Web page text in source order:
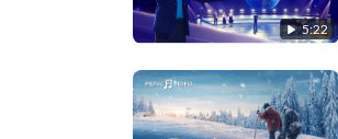
5:22